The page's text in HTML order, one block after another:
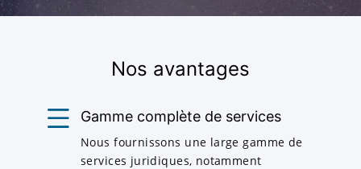
Nos avantages
Gamme complète de services
Nous fournissons une large gamme de
services juridiques, notamment